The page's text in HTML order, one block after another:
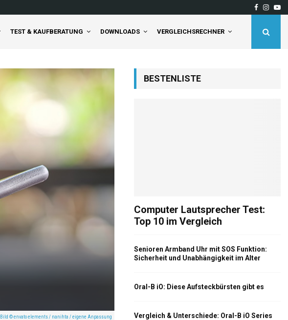
Tineco Floor One S5 Pro
Facebook
TEST & KAUFBERATUNG DOWNLOADS VERGLEICHSRECHNER
Bild © envato elements / nanihta / eigene Anpassung
BESTENLISTE
Computer Lautsprecher Test:
Top 10 im Vergleich
Senioren Armband Uhr mit SOS Funktion:
Sicherheit und Unabhängigkeit im Alter
Oral-B iO: Diese Aufsteckbürsten gibt es
Vergleich & Unterschiede: Oral-B iO Series